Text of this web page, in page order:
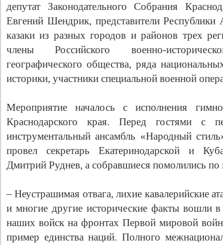
депутат Законодательного Собрания
Евгений Шендрик, представители Республики
казаки из разных городов и районов трех
члены Российского военно-
географического общества, ряда
историки, участники специальной военной
Мероприятие началось с исполнения
Краснодарского края. Перед гостями с
инструментальный ансамбль «Народный
провел секретарь Екатеринодарской и
Дмитрий Руднев, а собравшиеся помолились
– Неустрашимая отвага, лихие кавалерийские
и многие другие исторические факты вошли в
наших войск на фронтах Первой мировой
пример единства наций. Полного